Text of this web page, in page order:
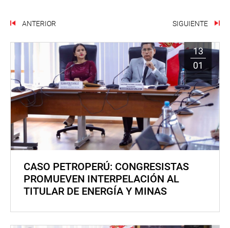
ANTERIOR SIGUIENTE
13
01
CASO PETROPERÚ: CONGRESISTAS
PROMUEVEN INTERPELACIÓN AL
TITULAR DE ENERGÍA Y MINAS